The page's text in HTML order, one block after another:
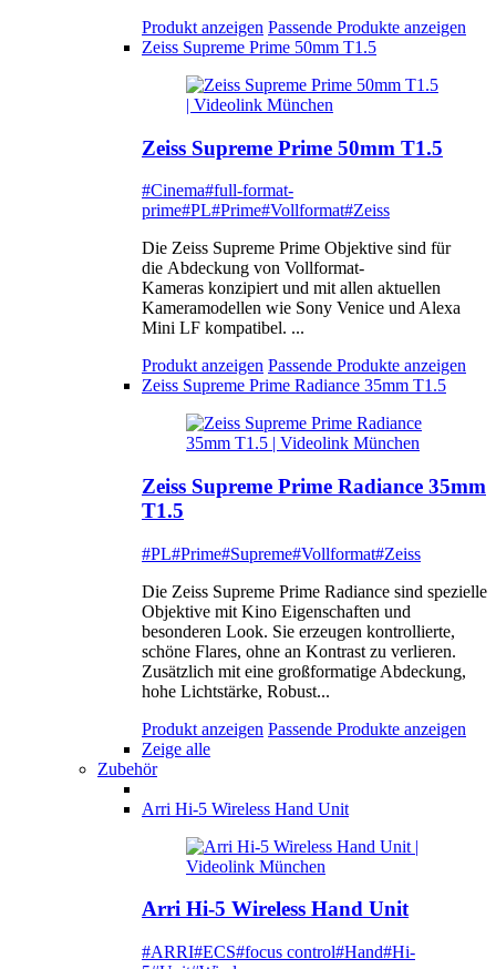
Produkt anzeigen Passende Produkte anzeigen
Zeiss Supreme Prime 50mm T1.5
Zeiss Supreme Prime 50mm T1.5
#Cinema#full-format-
prime#PL#Prime#Vollformat#Zeiss
Die Zeiss Supreme Prime Objektive sind für
die Abdeckung von Vollformat-
Kameras konzipiert und mit allen aktuellen
Kameramodellen wie Sony Venice und Alexa
Mini LF kompatibel. ...
Produkt anzeigen Passende Produkte anzeigen
Zeiss Supreme Prime Radiance 35mm T1.5
Zeiss Supreme Prime Radiance 35mm
T1.5
#PL#Prime#Supreme#Vollformat#Zeiss
Die Zeiss Supreme Prime Radiance sind spezielle
Objektive mit Kino Eigenschaften und
besonderen Look. Sie erzeugen kontrollierte,
schöne Flares, ohne an Kontrast zu verlieren.
Zusätzlich mit eine großformatige Abdeckung,
hohe Lichtstärke, Robust...
Produkt anzeigen Passende Produkte anzeigen
Zeige alle
Zubehör
Arri Hi-5 Wireless Hand Unit
Arri Hi-5 Wireless Hand Unit
#ARRI#ECS#focus control#Hand#Hi-